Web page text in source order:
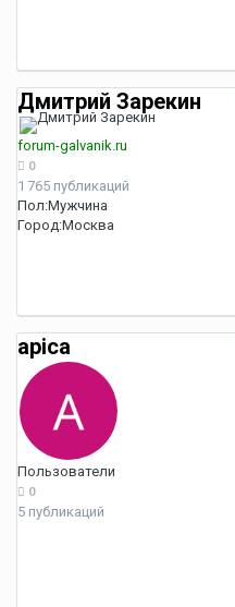
Дмитрий Зарекин
forum-galvanik.ru
0
1 765 публикаций
Пол:Мужчина
Город:Москва
apica
Пользователи
0
5 публикаций